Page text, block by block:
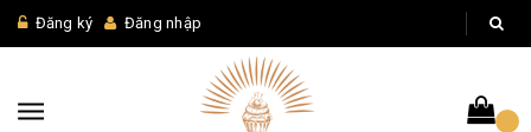
Đăng ký Đăng nhập